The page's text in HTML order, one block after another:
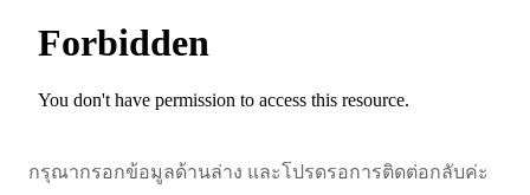
กรุณากรอกข้อมูลด้านล่าง และโปรดรอการติดต่อกลับค่ะ